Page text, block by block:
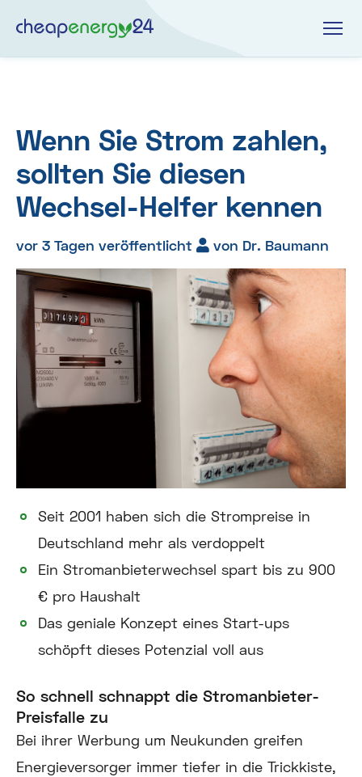
Wenn Sie Strom zahlen,
sollten Sie diesen
Wechsel-Helfer kennen
vor 3 Tagen veröffentlicht von Dr. Baumann
Seit 2001 haben sich die Strompreise in
Deutschland mehr als verdoppelt
Ein Stromanbieterwechsel spart bis zu 900
€ pro Haushalt
Das geniale Konzept eines Start-ups
schöpft dieses Potenzial voll aus
So schnell schnappt die Stromanbieter-
Preisfalle zu
Bei ihrer Werbung um Neukunden greifen
Energieversorger immer tiefer in die Trickkiste,